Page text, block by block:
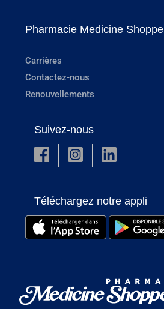
Pharmacie Medicine Shoppe
Carrières
Contactez-nous
Renouvellements
Suivez-nous
Téléchargez notre appli